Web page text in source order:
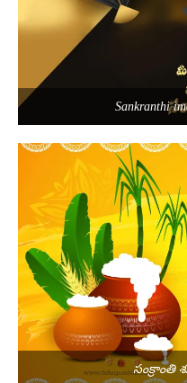
Sankranthi
సంక్రాంతి